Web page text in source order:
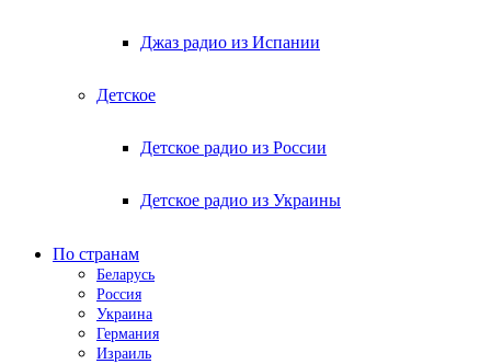
Джаз радио из Испании
Детское
Детское радио из России
Детское радио из Украины
По странам
Беларусь
Россия
Украина
Германия
Израиль